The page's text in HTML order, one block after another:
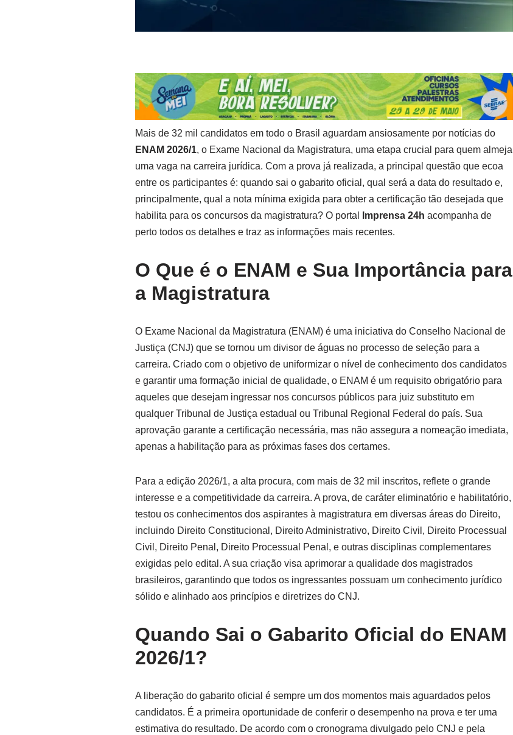
Mais de 32 mil candidatos em todo o Brasil aguardam ansiosamente por notícias do
ENAM 2026/1, o Exame Nacional da Magistratura, uma etapa crucial para quem almeja
uma vaga na carreira jurídica. Com a prova já realizada, a principal questão que ecoa
entre os participantes é: quando sai o gabarito oficial, qual será a data do resultado e,
principalmente, qual a nota mínima exigida para obter a certificação tão desejada que
habilita para os concursos da magistratura? O portal
Imprensa 24h acompanha de
perto todos os detalhes e traz as informações mais recentes.
O Que é o ENAM e Sua Importância para
a Magistratura
O Exame Nacional da Magistratura (ENAM) é uma iniciativa do Conselho Nacional de
Justiça (CNJ) que se tornou um divisor de águas no processo de seleção para a
carreira. Criado com o objetivo de uniformizar o nível de conhecimento dos candidatos
e garantir uma formação inicial de qualidade, o ENAM é um requisito obrigatório para
aqueles que desejam ingressar nos concursos públicos para juiz substituto em
qualquer Tribunal de Justiça estadual ou Tribunal Regional Federal do país. Sua
aprovação garante a certificação necessária, mas não assegura a nomeação imediata,
apenas a habilitação para as próximas fases dos certames.
Para a edição 2026/1, a alta procura, com mais de 32 mil inscritos, reflete o grande
interesse e a competitividade da carreira. A prova, de caráter eliminatório e habilitatório,
testou os conhecimentos dos aspirantes à magistratura em diversas áreas do Direito,
incluindo Direito Constitucional, Direito Administrativo, Direito Civil, Direito Processual
Civil, Direito Penal, Direito Processual Penal, e outras disciplinas complementares
exigidas pelo edital. A sua criação visa aprimorar a qualidade dos magistrados
brasileiros, garantindo que todos os ingressantes possuam um conhecimento jurídico
sólido e alinhado aos princípios e diretrizes do CNJ.
Quando Sai o Gabarito Oficial do ENAM
2026/1?
A liberação do gabarito oficial é sempre um dos momentos mais aguardados pelos
candidatos. É a primeira oportunidade de conferir o desempenho na prova e ter uma
estimativa do resultado. De acordo com o cronograma divulgado pelo CNJ e pela